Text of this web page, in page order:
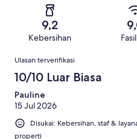
dari
ulasan
9,2
Kebersihan
Ulasan
Ulasan terverifikasi
10/10 Luar Biasa
Pauline
15 Jul 2026
Disukai: Kebersihan, staf &
properti